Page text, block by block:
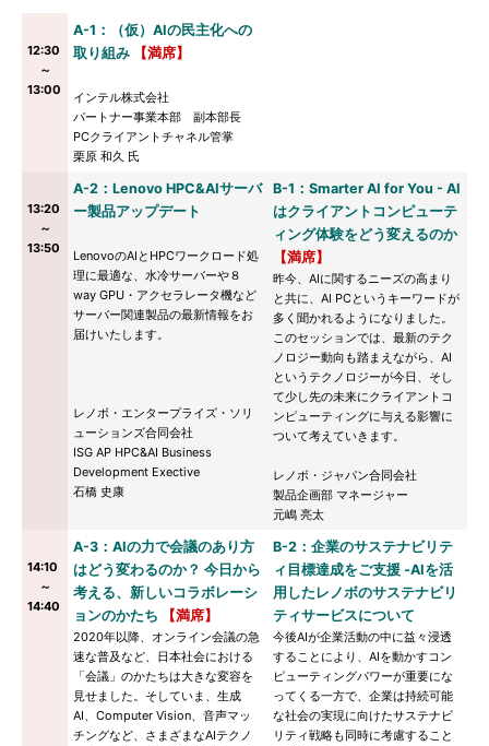
12:30
～
13:00
A-1：（仮）AIの民主化への
取り組み
【満席】
インテル株式会社
パートナー事業本部 副本部長
PCクライアントチャネル管掌
栗原 和久 氏
13:20
～
13:50
A-2：Lenovo HPC&AIサーバ
ー製品アップデート
LenovoのAIとHPCワークロード処
理に最適な、水冷サーバーや８
way GPU・アクセラレータ機など
サーバー関連製品の最新情報をお
届けいたします。
レノボ・エンタープライズ・ソリ
ューションズ合同会社
ISG AP HPC&AI Business
Development Exective
石橋 史康
B-1：Smarter AI for You - AI
はクライアントコンピューテ
ィング体験をどう変えるのか
【満席】
昨今、AIに関するニーズの高まり
と共に、AI PCというキーワードが
多く聞かれるようになりました。
このセッションでは、最新のテク
ノロジー動向も踏まえながら、AI
というテクノロジーが今日、そし
て少し先の未来にクライアントコ
ンピューティングに与える影響に
ついて考えていきます。
レノボ・ジャパン合同会社
製品企画部 マネージャー
元嶋 亮太
14:10
～
14:40
A-3：AIの力で会議のあり方
はどう変わるのか？ 今日から
考える、新しいコラボレーシ
ョンのかたち
【満席】
2020年以降、オンライン会議の急
速な普及など、日本社会における
「会議」のかたちは大きな変容を
見せました。そしていま、生成
AI、Computer Vision、音声マッ
チングなど、さまざまなAIテクノ
B-2：企業のサステナビリテ
ィ目標達成をご支援 -AIを活
用したレノボのサステナビリ
ティサービスについて
今後AIが企業活動の中に益々浸透
することにより、AIを動かすコン
ピューティングパワーが重要にな
ってくる一方で、企業は持続可能
な社会の実現に向けたサステナビ
リティ戦略も同時に考慮すること